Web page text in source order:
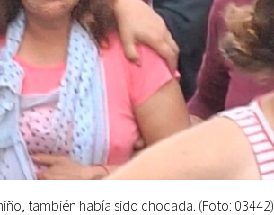
también había sido chocada. (Foto: 03442)